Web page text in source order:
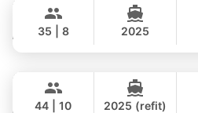
LEOPARD 53FT
35 | 8 2025
WESTPORT YACHTS 130FT
44 | 10 2025 (refit)